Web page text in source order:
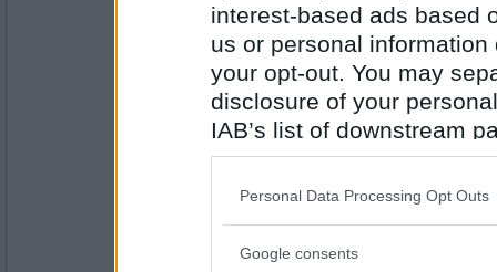
interest-based ads based
us or personal
your opt-out. You may
disclosure of your
IAB’s list of downstream
also be disclosed by us
Downstream Participants
Please note that this
Personal Data Processing Opt Outs
Google consents
Antall innlegg:
Sorø